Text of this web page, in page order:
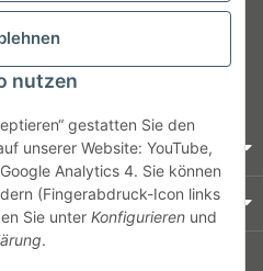
nutzen
gestatten Sie den
unserer Website: YouTube,
Analytics 4. Sie können
(Fingerabdruck-Icon links
Sie unter Konfigurieren und
.
MEDI WERK